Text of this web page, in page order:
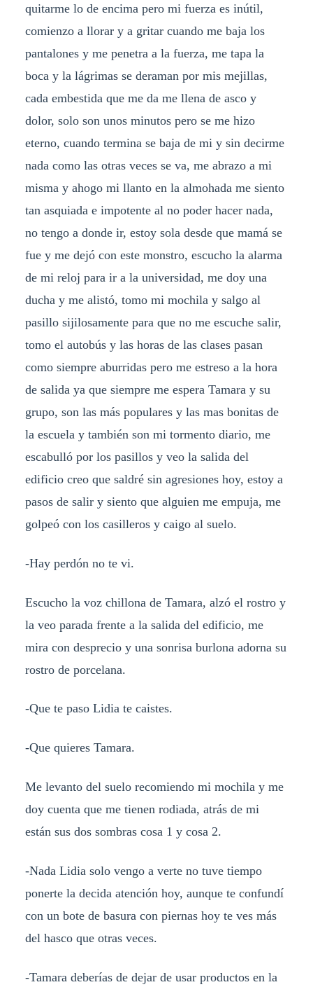
quitarme lo de encima pero mi fuerza es inútil,
comienzo a llorar y a gritar cuando me baja los
pantalones y me penetra a la fuerza, me tapa la
boca y la lágrimas se deraman por mis mejillas,
cada embestida que me da me llena de asco y
dolor, solo son unos minutos pero se me hizo
eterno, cuando termina se baja de mi y sin decirme
nada como las otras veces se va, me abrazo a mi
misma y ahogo mi llanto en la almohada me siento
tan asquiada e impotente al no poder hacer nada,
no tengo a donde ir, estoy sola desde que mamá se
fue y me dejó con este monstro, escucho la alarma
de mi reloj para ir a la universidad, me doy una
ducha y me alistó, tomo mi mochila y salgo al
pasillo sijilosamente para que no me escuche salir,
tomo el autobús y las horas de las clases pasan
como siempre aburridas pero me estreso a la hora
de salida ya que siempre me espera Tamara y su
grupo, son las más populares y las mas bonitas de
la escuela y también son mi tormento diario, me
escabulló por los pasillos y veo la salida del
edificio creo que saldré sin agresiones hoy, estoy a
pasos de salir y siento que alguien me empuja, me
golpeó con los casilleros y caigo al suelo.
-Hay perdón no te vi.
Escucho la voz chillona de Tamara, alzó el rostro y
la veo parada frente a la salida del edificio, me
mira con desprecio y una sonrisa burlona adorna su
rostro de porcelana.
-Que te paso Lidia te caistes.
-Que quieres Tamara.
Me levanto del suelo recomiendo mi mochila y me
doy cuenta que me tienen rodiada, atrás de mi
están sus dos sombras cosa 1 y cosa 2.
-Nada Lidia solo vengo a verte no tuve tiempo
ponerte la decida atención hoy, aunque te confundí
con un bote de basura con piernas hoy te ves más
del hasco que otras veces.
-Tamara deberías de dejar de usar productos en la